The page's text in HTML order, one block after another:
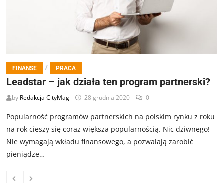
FINANSE / PRACA
Leadstar – jak działa ten program partnerski?
by Redakcja CityMag 28 grudnia 2020 0
Popularność programów partnerskich na polskim rynku z roku
na rok cieszy się coraz większa popularnością. Nic dziwnego!
Nie wymagają wkładu finansowego, a pozwalają zarobić
pieniądze…